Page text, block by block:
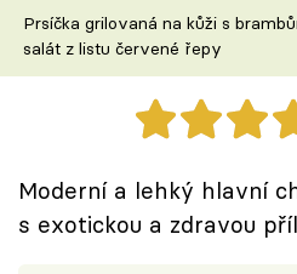
Těhotnej kuchař
Sledujte prima+
Přihlášení
Prsíčka grilovaná na kůži s
salát z listu červené řepy
Moderní a lehký hlavní
s exotickou a zdravou